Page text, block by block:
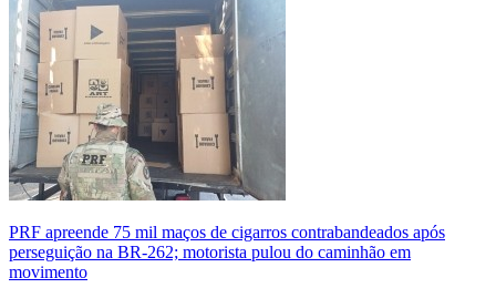
PRF apreende 75 mil maços de cigarros contrabandeados após
perseguição na BR-262; motorista pulou do caminhão em
movimento